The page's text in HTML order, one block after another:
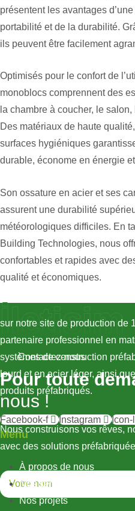
présentent les avantages
portabilité et de la durabilité.
ils peuvent être facilement
Optimisés pour le confort de
monoblocs comprennent des
la chambre à coucher, le
Des matériaux de haute
surfaces hygiéniques
durable, économe en énergie
Son ossature en acier et ses
assurent une durabilité
météorologiques difficiles. En
Building Technologies, nous
confortables et rapides avec
qualité et économiques.
sur notre site de production de
partenaire professionnel en
systèmes de construction
lourd et en acier léger, ainsi
produits préfabriqués.
Facebook-f Instagram Icon-
Menu
À propos de nous
Nos services
Nos projets
İletişim
Contactez-nous
Pour toute
nous !
Nous construisons vos rêves,
avec des solutions